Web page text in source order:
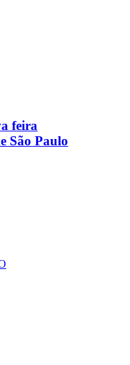
feira
São Paulo